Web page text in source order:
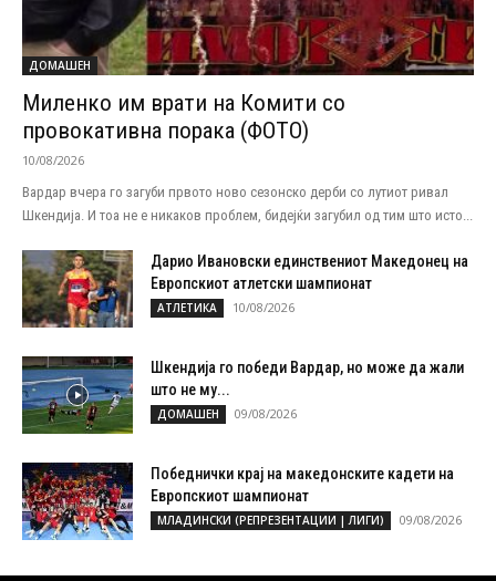
ДОМАШЕН
Миленко им врати на Комити со
провокативна порака (ФОТО)
10/08/2026
Вардар вчера го загуби првото ново сезонско дерби со лутиот ривал
Шкендија. И тоа не е никаков проблем, бидејќи загубил од тим што исто...
Дарио Ивановски единствениот Македонец на
Европскиот атлетски шампионат
АТЛЕТИКА 10/08/2026
Шкендија го победи Вардар, но може да жали
што не му...
ДОМАШЕН 09/08/2026
Победнички крај на македонските кадети на
Европскиот шампионат
МЛАДИНСКИ (РЕПРЕЗЕНТАЦИИ | ЛИГИ) 09/08/2026